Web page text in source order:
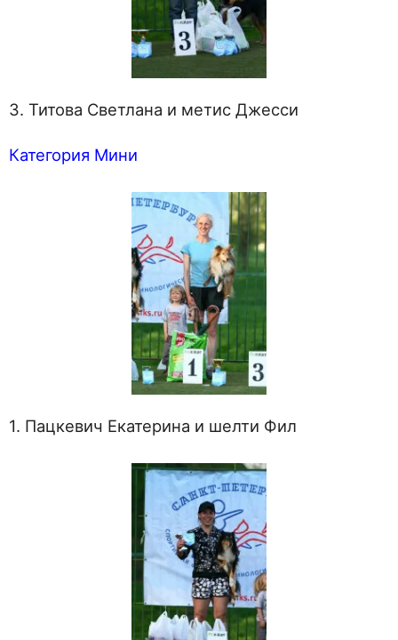
3. Титова Светлана и метис Джесси
Категория Мини
1. Пацкевич Екатерина и шелти Фил